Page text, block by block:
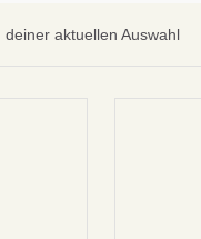
aktuellen Auswahl